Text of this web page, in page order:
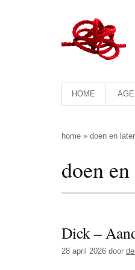
HOME
home » doen en
doen
Dick –
28 april 2026 door